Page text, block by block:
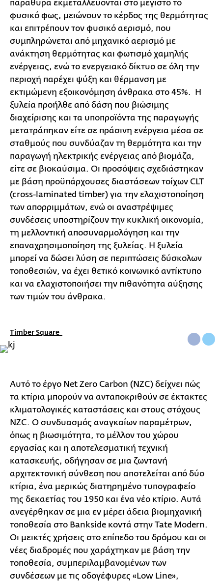
παράθυρα εκμεταλλεύονται στο μέγιστο το
φυσικό φως, μειώνουν το κέρδος της θερμότητας
και επιτρέπουν τον φυσικό αερισμό, που
συμπληρώνεται από μηχανικό αερισμό με
ανάκτηση θερμότητας και φωτισμό χαμηλής
ενέργειας, ενώ το ενεργειακό δίκτυο σε όλη την
περιοχή παρέχει ψύξη και θέρμανση με
εκτιμώμενη εξοικονόμηση άνθρακα στο 45%. Η
ξυλεία προήλθε από δάση που βιώσιμης
διαχείρισης και τα υποπροϊόντα της παραγωγής
μετατράπηκαν είτε σε πράσινη ενέργεια μέσα σε
σταθμούς που συνδύαζαν τη θερμότητα και την
παραγωγή ηλεκτρικής ενέργειας από βιομάζα,
είτε σε βιοκαύσιμα. Οι προσόψεις σχεδιάστηκαν
με βάση προϋπάρχουσες διαστάσεων τοίχων CLT
(cross-laminated timber) για την ελαχιστοποίηση
των απορριμμάτων, ενώ οι αναστρέψιμες
συνδέσεις υποστηρίζουν την κυκλική οικονομία,
τη μελλοντική αποσυναρμολόγηση και την
επαναχρησιμοποίηση της ξυλείας. Η ξυλεία
μπορεί να δώσει λύση σε περιπτώσεις δύσκολων
τοποθεσιών, να έχει θετικό κοινωνικό αντίκτυπο
και να ελαχιστοποιήσει την πιθανότητα αύξησης
των τιμών του άνθρακα.
Timber Square
Αυτό το έργο Net Zero Carbon (NZC) δείχνει πώς
τα κτίρια μπορούν να ανταποκριθούν σε έκτακτες
κλιματολογικές καταστάσεις και στους στόχους
NZC. Ο συνδυασμός αναγκαίων παραμέτρων,
όπως η βιωσιμότητα, το μέλλον του χώρου
εργασίας και η αποτελεσματική τεχνική
κατασκευής, οδήγησαν σε μια ζωντανή
αρχιτεκτονική σύνθεση που αποτελείται από δύο
κτίρια, ένα μερικώς διατηρημένο τυπογραφείο
της δεκαετίας του 1950 και ένα νέο κτίριο. Αυτά
ανεγέρθηκαν σε μια εν μέρει άδεια βιομηχανική
τοποθεσία στο Bankside κοντά στην Tate Modern.
Οι μεικτές χρήσεις στο επίπεδο του δρόμου και οι
νέες διαδρομές που χαράχτηκαν με βάση την
τοποθεσία, συμπεριλαμβανομένων των
συνδέσεων με τις οδογέφυρες «Low Line»,